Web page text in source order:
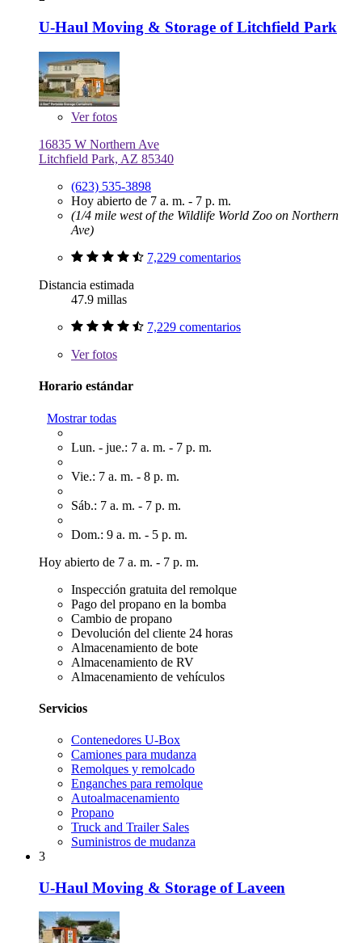
U-Haul Moving & Storage of Litchfield Park
Verfotos
16835 W Northern Ave
Litchfield Park, AZ 85340
(623) 535-3898
Hoy abierto de 7 a. m. - 7 p. m.
(1/4 mile west of the Wildlife World Zoo on Northern
Ave)
7,229 comentarios
Distancia estimada
47.9 millas
7,229 comentarios
Verfotos
Horario estándar
Mostrar todas
Lun. - jue.: 7 a. m. - 7 p. m.
Vie.: 7 a. m. - 8 p. m.
Sáb.: 7 a. m. - 7 p. m.
Dom.: 9 a. m. - 5 p. m.
Hoy abierto de 7 a. m. - 7 p. m.
Inspección gratuita del remolque
Pago del propano en la bomba
Cambio de propano
Devolución del cliente 24 horas
Almacenamiento de bote
Almacenamiento de RV
Almacenamiento de vehículos
Servicios
Contenedores U-Box
Camiones para mudanza
Remolques y remolcado
Enganches para remolque
Autoalmacenamiento
Propano
Truck and Trailer Sales
Suministros de mudanza
3
U-Haul Moving & Storage of Laveen